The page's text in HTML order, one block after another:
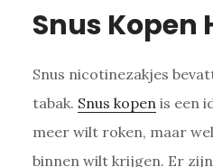
Snus Kopen
Snus nicotinezakjes
tabak. Snus kopenis een
meer wilt roken, maar
binnen wilt krijgen. Er